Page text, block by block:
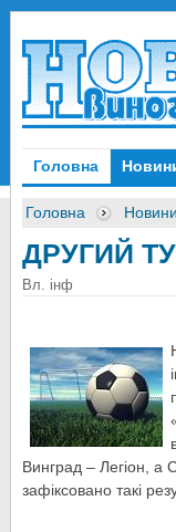
Головна
Головна Новини
ДРУГИЙ
Вл. інф
Винград – Легіон, а
зафіксовано такі